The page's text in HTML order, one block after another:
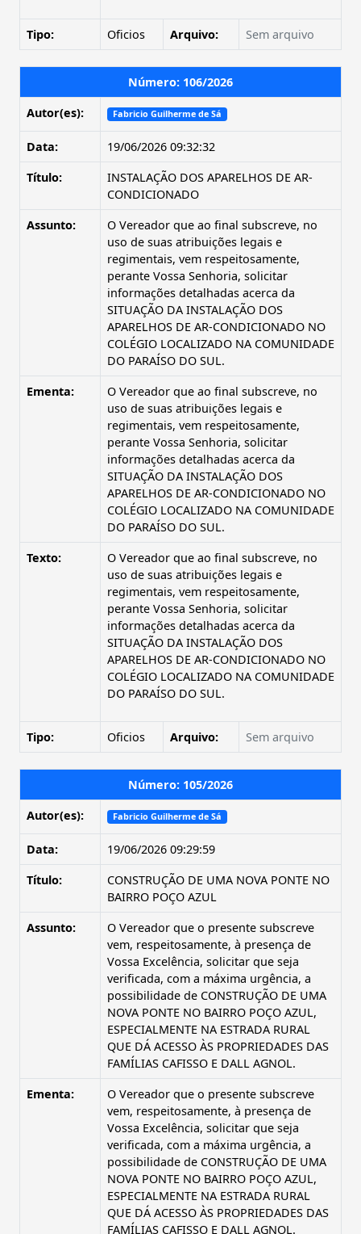
Tipo: Oficios Arquivo: Sem arquivo
Número: 106/2026
Autor(es):
Fabricio Guilherme de Sá
Data:
19/06/2026 09:32:32
Título:
INSTALAÇÃO DOS APARELHOS DE AR-
CONDICIONADO
Assunto:
O Vereador que ao final subscreve, no
uso de suas atribuições legais e
regimentais, vem respeitosamente,
perante Vossa Senhoria, solicitar
informações detalhadas acerca da
SITUAÇÃO DA INSTALAÇÃO DOS
APARELHOS DE AR-CONDICIONADO NO
COLÉGIO LOCALIZADO NA COMUNIDADE
DO PARAÍSO DO SUL.
Ementa:
O Vereador que ao final subscreve, no
uso de suas atribuições legais e
regimentais, vem respeitosamente,
perante Vossa Senhoria, solicitar
informações detalhadas acerca da
SITUAÇÃO DA INSTALAÇÃO DOS
APARELHOS DE AR-CONDICIONADO NO
COLÉGIO LOCALIZADO NA COMUNIDADE
DO PARAÍSO DO SUL.
Texto:
O Vereador que ao final subscreve, no
uso de suas atribuições legais e
regimentais, vem respeitosamente,
perante Vossa Senhoria, solicitar
informações detalhadas acerca da
SITUAÇÃO DA INSTALAÇÃO DOS
APARELHOS DE AR-CONDICIONADO NO
COLÉGIO LOCALIZADO NA COMUNIDADE
DO PARAÍSO DO SUL.
Tipo: Oficios Arquivo: Sem arquivo
Número: 105/2026
Autor(es):
Fabricio Guilherme de Sá
Data:
19/06/2026 09:29:59
Título:
CONSTRUÇÃO DE UMA NOVA PONTE NO
BAIRRO POÇO AZUL
Assunto:
O Vereador que o presente subscreve
vem, respeitosamente, à presença de
Vossa Excelência, solicitar que seja
verificada, com a máxima urgência, a
possibilidade de CONSTRUÇÃO DE UMA
NOVA PONTE NO BAIRRO POÇO AZUL,
ESPECIALMENTE NA ESTRADA RURAL
QUE DÁ ACESSO ÀS PROPRIEDADES DAS
FAMÍLIAS CAFISSO E DALL AGNOL.
Ementa:
O Vereador que o presente subscreve
vem, respeitosamente, à presença de
Vossa Excelência, solicitar que seja
verificada, com a máxima urgência, a
possibilidade de CONSTRUÇÃO DE UMA
NOVA PONTE NO BAIRRO POÇO AZUL,
ESPECIALMENTE NA ESTRADA RURAL
QUE DÁ ACESSO ÀS PROPRIEDADES DAS
FAMÍLIAS CAFISSO E DALL AGNOL.